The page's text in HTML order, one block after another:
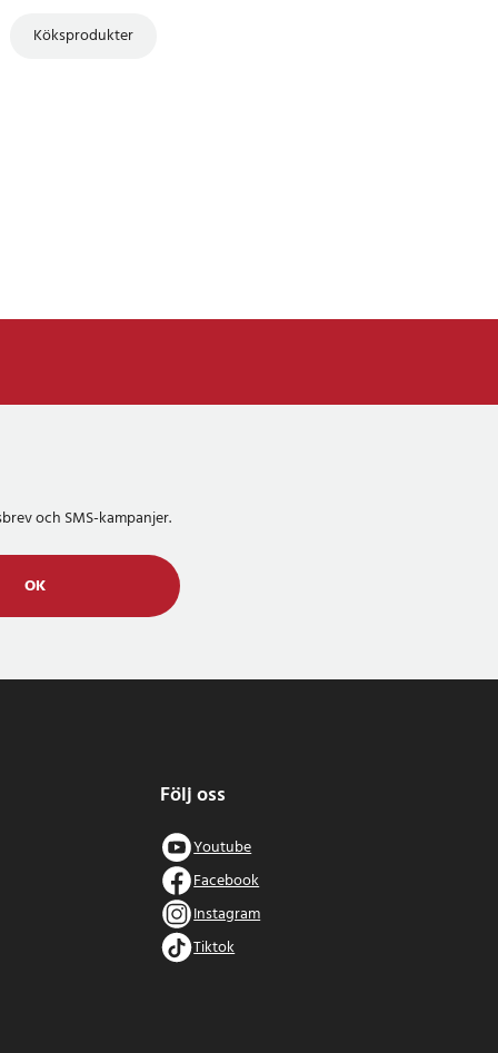
Köksprodukter
och SMS-kampanjer.
OK
Följ oss
Youtube
Facebook
Instagram
Tiktok